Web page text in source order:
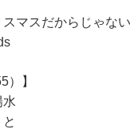
マスだからじゃな
）】